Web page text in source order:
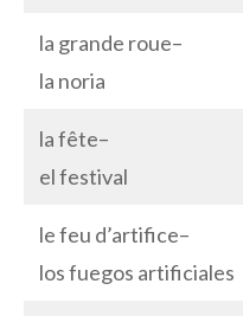
la grande roue–
la noria
la fête–
el festival
le feu d’artifice–
los fuegos artificiales